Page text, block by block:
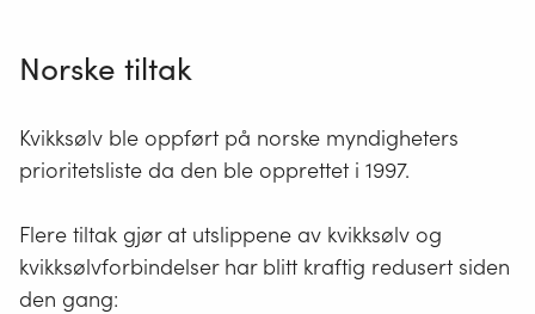
Både
husholdningsutstyr
og
kan
være
Norske tiltak
Kvikksølv ble oppført på norske myndigheters
prioritetsliste da den ble opprettet i 1997.
Flere tiltak gjør at utslippene av kvikksølv og
kvikksølvforbindelser har blitt kraftig redusert siden
den gang: